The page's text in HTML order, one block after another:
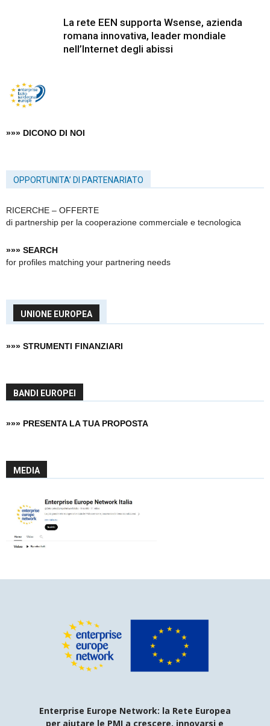
La rete EEN supporta Wsense, azienda
romana innovativa, leader mondiale
nell’Internet degli abissi
»»» DICONO DI NOI
OPPORTUNITA’ DI PARTENARIATO
RICERCHE – OFFERTE
di partnership per la cooperazione commerciale e tecnologica
»»» SEARCH
for profiles matching your partnering needs
UNIONE EUROPEA
»»» STRUMENTI FINANZIARI
BANDI EUROPEI
»»» PRESENTA LA TUA PROPOSTA
MEDIA
Enterprise Europe Network: la Rete Europea
per aiutare le PMI a crescere, innovarsi e